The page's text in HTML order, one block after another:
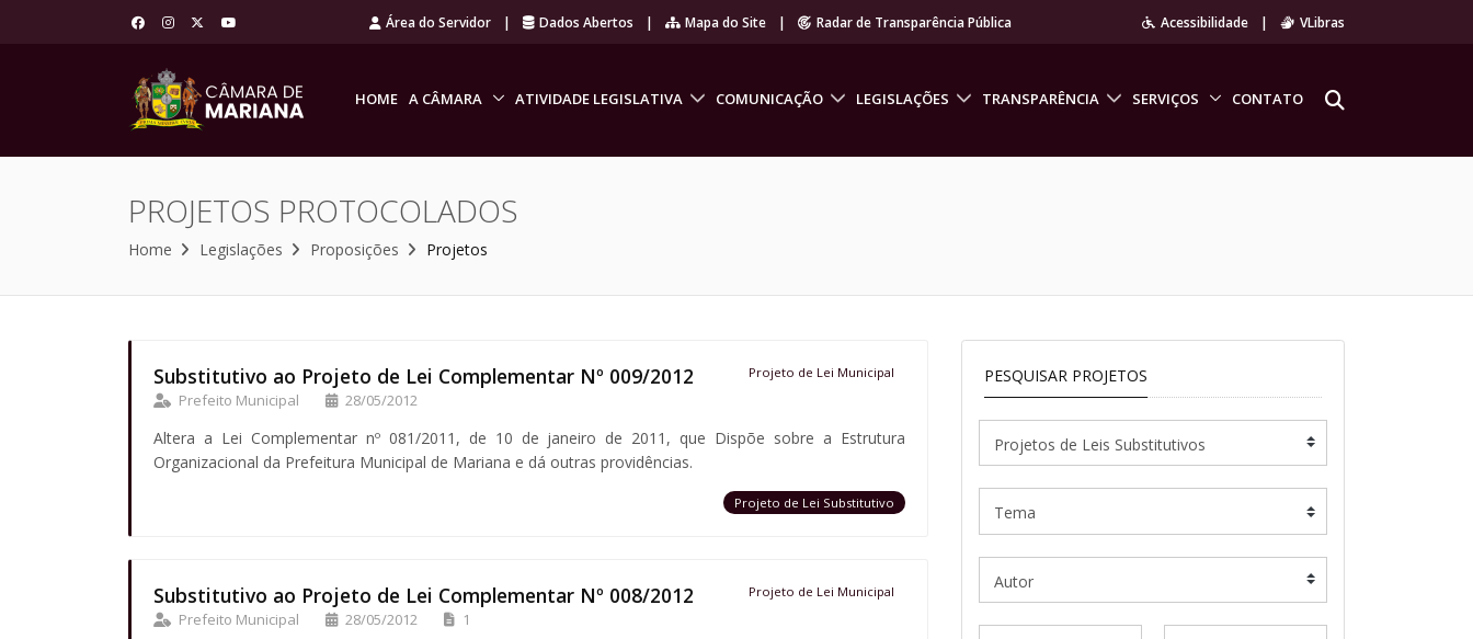
Área do Servidor | Dados Abertos | Mapa do Site | Radar de Transparência Pública Acessibilidade | VLibras
HOME A CÂMARA ATIVIDADE LEGISLATIVA COMUNICAÇÃO LEGISLAÇÕES TRANSPARÊNCIA SERVIÇOS CONTATO
PROJETOS PROTOCOLADOS
Home Legislações Proposições Projetos
Substitutivo ao Projeto de Lei Complementar Nº 009/2012 Projeto de Lei Municipal
Prefeito Municipal 28/05/2012
Altera a Lei Complementar nº 081/2011, de 10 de janeiro de 2011, que Dispõe sobre a Estrutura
Organizacional da Prefeitura Municipal de Mariana e dá outras providências.
Projeto de Lei Substitutivo
Substitutivo ao Projeto de Lei Complementar Nº 008/2012 Projeto de Lei Municipal
Prefeito Municipal 28/05/2012 1
PESQUISAR PROJETOS